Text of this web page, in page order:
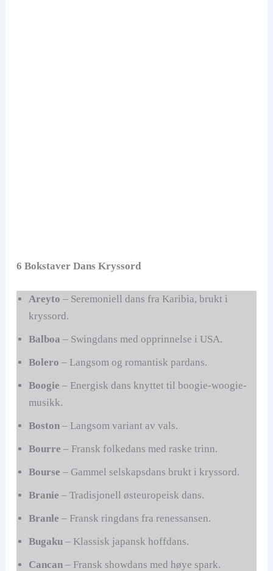
6 Bokstaver Dans Kryssord
Areyto – Seremoniell dans fra Karibia, brukt i
kryssord.
Balboa – Swingdans med opprinnelse i USA.
Bolero – Langsom og romantisk pardans.
Boogie – Energisk dans knyttet til boogie-woogie-
musikk.
Boston– Langsom variant av vals.
Bourre – Fransk folkedans med raske trinn.
Bourse – Gammel selskapsdans brukt i kryssord.
Branie – Tradisjonell østeuropeisk dans.
Branle – Fransk ringdans fra renessansen.
Bugaku – Klassisk japansk hoffdans.
Cancan– Fransk showdans med høye spark.